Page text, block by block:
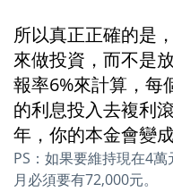
所以真正正確的是
來做投資，而不是
報率6%來計算，每
的利息投入去複利
年，你的本金會變
PS：如果要維持現在4
月必須要有72,000元。